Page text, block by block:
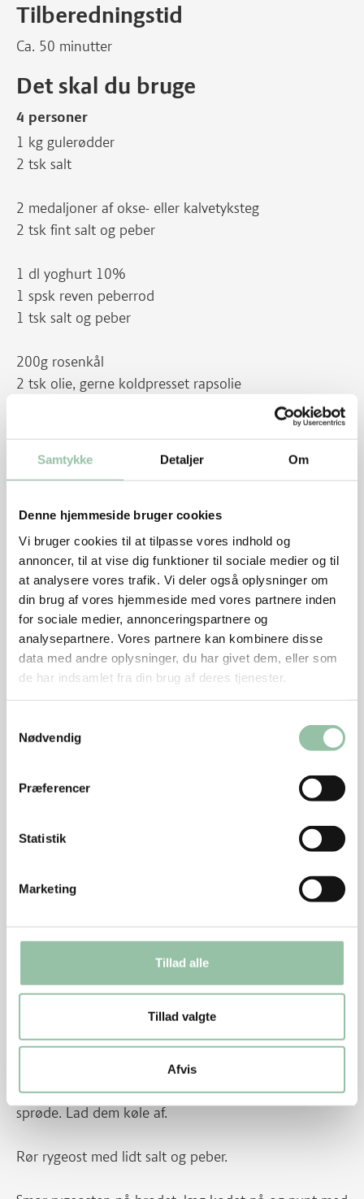
Samtykke Detaljer Om
Denne hjemmeside bruger cookies
Vi bruger cookies til at tilpasse vores indhold og
annoncer, til at vise dig funktioner til sociale medier og til
at analysere vores trafik. Vi deler også oplysninger om
din brug af vores hjemmeside med vores partnere inden
for sociale medier, annonceringspartnere og
analysepartnere. Vores partnere kan kombinere disse
data med andre oplysninger, du har givet dem, eller som
de har indsamlet fra din brug af deres tjenester.
Nødvendig
Præferencer
Statistik
Marketing
Tillad alle
Tillad valgte
Afvis
Tilberedningstid
Ca. 50 minutter
Det skal du bruge
4 personer
1 kg gulerødder
2 tsk salt
2 medaljoner af okse- eller kalvetyksteg
2 tsk fint salt og peber
1 dl yoghurt 10%
1 spsk reven peberrod
1 tsk salt og peber
200g rosenkål
2 tsk olie, gerne koldpresset rapsolie
100 g rygeost, 5%
Sådan gør du
Skræl gulerødderne og skær dem i mindre, ensartede
stykker.
Kom dem i en tilpas stor gryde, dæk med vand, tilsæt
2 tsk salt og bring i kog.
Kog gulerødderne helt møre, ca. 20 min.
Skær medaljonerne i papirtynde skiver, fordel dem på
Lad dem trække i 15-20 minutter.
Blend suppen lidt efter lidt og hæld den tilbage i
Smag til med yoghurt, salt, peber og reven peberrod
efter lidt tid.
Skær bunden af rosenkålen og tag de yderste blade
i en skål og vend olie og eddike i, smag til med salt
og peber.
Rist brødet i ovnen i 10 minutter til skiverne er helt
sprøde. Lad dem køle af.
Rør rygeost med lidt salt og peber.